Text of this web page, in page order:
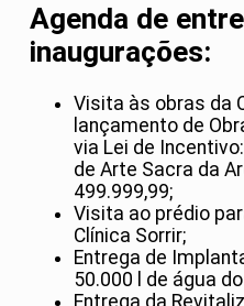
Agenda de
inaugurações:
Visita às obras da
lançamento de
via Lei de
de Arte Sacra da
499.999,99;
Visita ao prédio
Clínica Sorrir;
Entrega de
50.000 l de água
Entrega da